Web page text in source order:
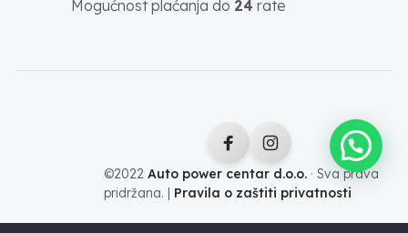
Mogućnost plaćanja do 24 rate
©2022 Auto power centar d.o.o.· Sva prava
pridržana. | Pravila o zaštiti privatnosti